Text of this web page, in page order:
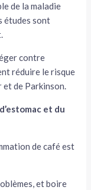
de la maladie
études sont
contre
réduire le risque
et de Parkinson.
et du
de café est
et boire